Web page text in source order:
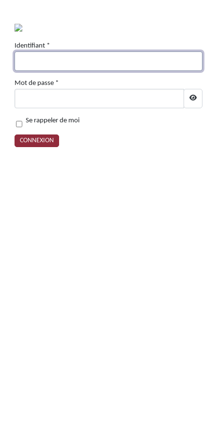
Identifiant *
Mot de passe *
Se rappeler de moi
CONNEXION